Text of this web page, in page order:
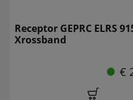
Receptor GEPRC ELRS
Xrossband
€